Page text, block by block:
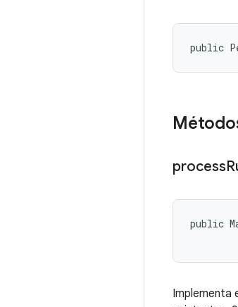
public
process
public
Implementa